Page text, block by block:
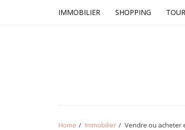
IMMOBILIER SHOPPING
Home Immobilier Vendre ou acheter